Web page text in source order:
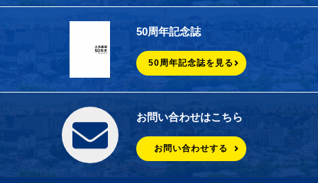
50周年記念誌
50周年記念誌を見る
お問い合わせはこちら
お問い合わせする